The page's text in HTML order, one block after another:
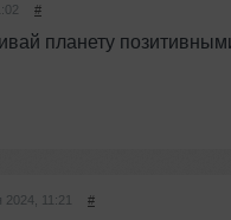
#
планету
2024, 11:21 #